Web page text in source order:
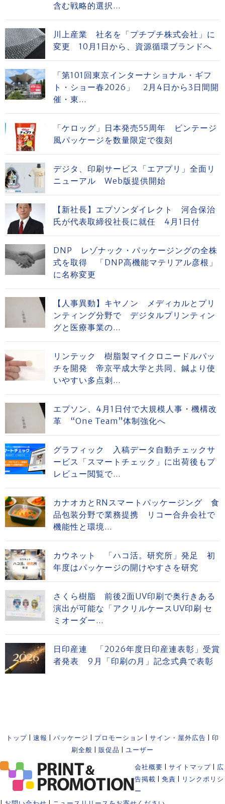
含む戦略的選択...
川上産業 社名を「プチプチ株式会社」に
変更 10月1日から、資源循環ブランドへ
「第101回東京インターナショナル・ギフ
ト・ショー春2026」 2月4日から3日間開
催・東...
「ケロッグ」日本発売55周年 ビンテージ
風パッケージを数量限定で復刻
デジタ、印刷サービス「エアプリ」全面リ
ニューアル Web版提供開始
【新社長】エプソンダイレクト 河合保治
氏が代表取締役社長に就任 4月1日付
DNP レゾナック・パッケージングの全株
式を取得 「DNP高機能マテリアル彦根」
に名称変更
【人事異動】キヤノン メディカルとプリ
ンティング分野で デジタルプリンティン
グと医療事業の...
リンテック 樹脂製マイクロニードルパッ
チを開発 帝京平成大学と共同、鍼より使
いやすい多点刺...
エプソン、4月1日付で大規模人事・機構改
革 “One Team”体制強化へ
グラフィック 入稿データ自動チェックサ
ービス「スマートチェック」に出荷後もプ
レビュー閲覧で...
カナオカとRNスマートパッケージング 食
品包装分野で業務提携 リコー合弁会社で
機能性と環境...
カウネット 「ハコ活。研究所」発足 初
年度はパッケージの開けやすさを研究
さくら樹脂 前後2面UV印刷で奥行きある
演出が可能な「アクリルケースUV印刷 セ
ミオーダー...
日印産連 「2026年度日印産連表彰」受賞
者発表 9月「印刷の月」記念式典で表彰
トップ 速報 パッケージ プロモーション サイン・屋外広告
印
刷全般
販促品 ユーザー
会社概要 サイトマップ
広
告掲載
免責
リンクポリシ
ー